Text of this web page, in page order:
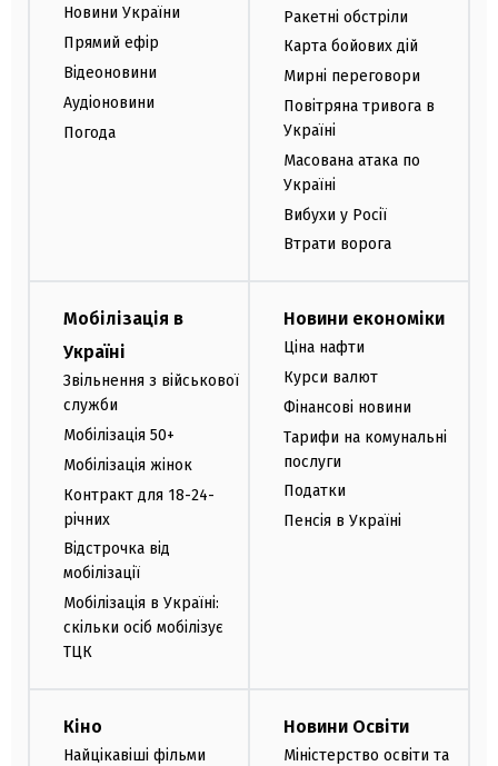
Новини України
Прямий ефір
Відеоновини
Аудіоновини
Погода
Ракетні обстріли
Карта бойових дій
Мирні переговори
Повітряна тривога в
Україні
Масована атака по
Україні
Вибухи у Росії
Втрати ворога
Мобілізація в
Україні
Звільнення з військової
служби
Мобілізація 50+
Мобілізація жінок
Контракт для 18-24-
річних
Відстрочка від
мобілізації
Мобілізація в Україні:
скільки осіб мобілізує
ТЦК
Новини економіки
Ціна нафти
Курси валют
Фінансові новини
Тарифи на комунальні
послуги
Податки
Пенсія в Україні
Кіно
Найцікавіші фільми
Новини Освіти
Міністерство освіти та